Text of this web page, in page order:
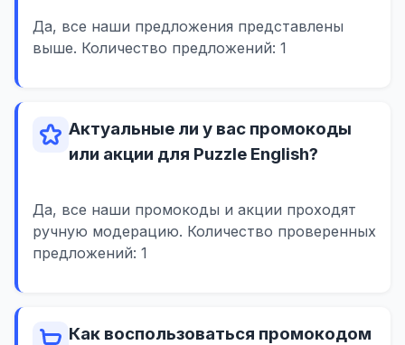
Да, все наши предложения представлены
выше. Количество предложений: 1
Актуальные ли у вас промокоды
или акции для Puzzle English?
Да, все наши промокоды и акции проходят
ручную модерацию. Количество проверенных
предложений: 1
Как воспользоваться промокодом